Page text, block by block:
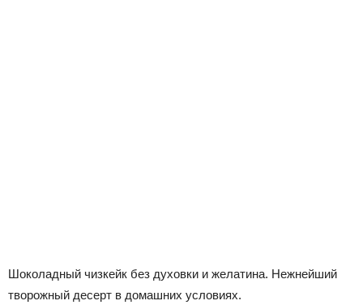
Шоколадный чизкейк без духовки и желатина. Нежнейший
творожный десерт в домашних условиях.